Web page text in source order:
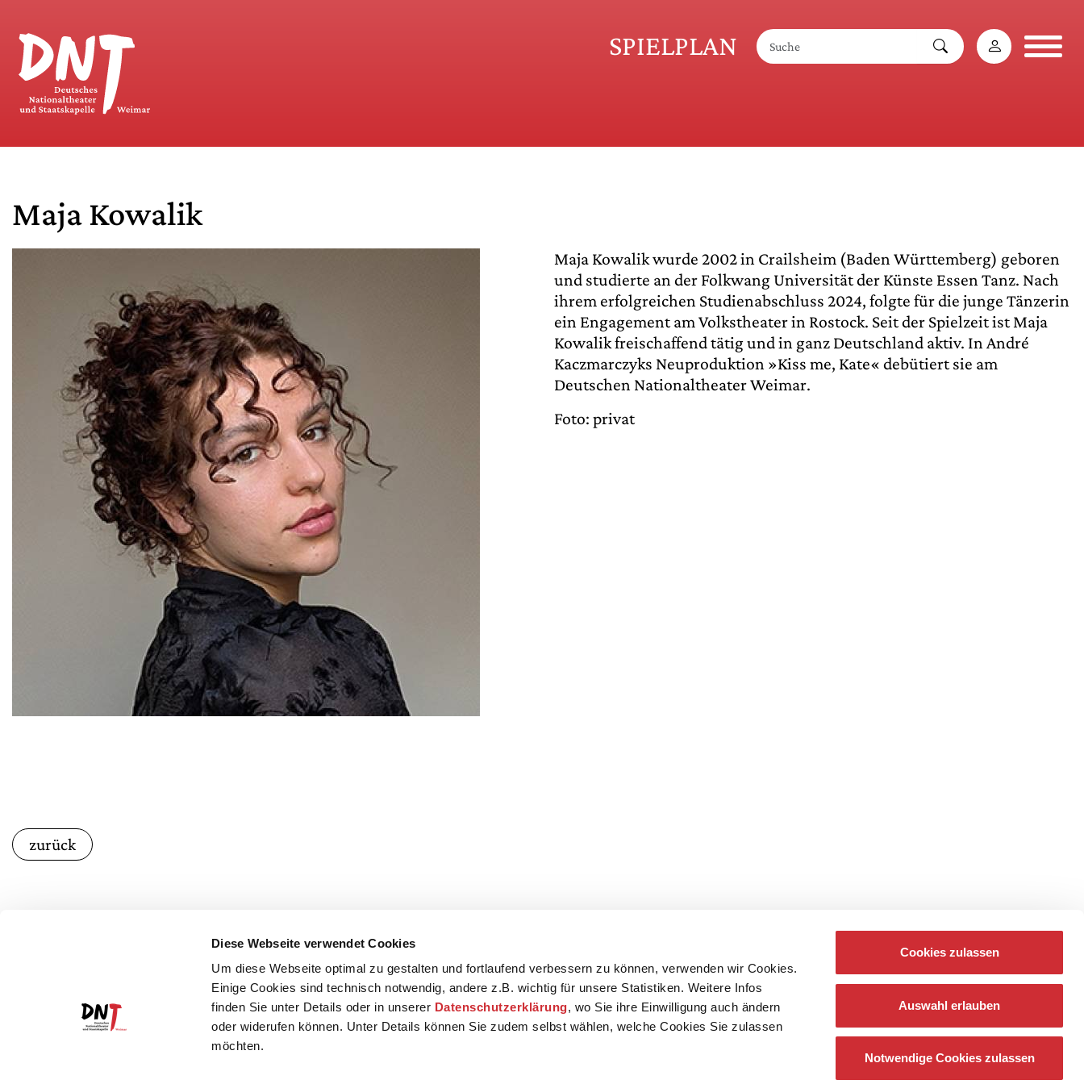
Diese Webseite verwendet Cookies
Um diese Webseite optimal zu gestalten und fortlaufend verbessern zu können, verwenden wir Cookies.
Einige Cookies sind technisch notwendig, andere z.B. wichtig für unsere Statistiken. Weitere Infos
finden Sie unter Details oder in unserer Datenschutzerklärung, wo Sie ihre Einwilligung auch ändern
oder widerufen können. Unter Details können Sie zudem selbst wählen, welche Cookies Sie zulassen
möchten.
Cookies zulassen
Auswahl erlauben
Notwendige Cookies zulassen
SPIELPLAN
Maja Kowalik
Maja Kowalik wurde 2002 in Crailsheim (Baden Württemberg) geboren
und studierte an der Folkwang Universität der Künste Essen Tanz. Nach
ihrem erfolgreichen Studienabschluss 2024, folgte für die junge Tänzerin
ein Engagement am Volkstheater in Rostock. Seit der Spielzeit ist Maja
Kowalik freischaffend tätig und in ganz Deutschland aktiv. In André
Kaczmarczyks Neuproduktion »Kiss me, Kate« debütiert sie am
Deutschen Nationaltheater Weimar.
Foto: privat
zurück